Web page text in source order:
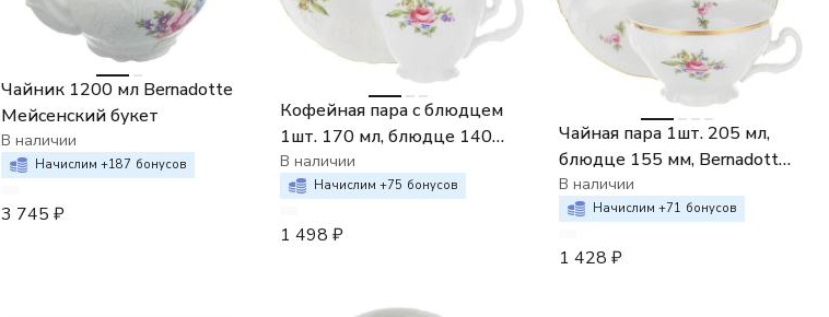
Чайник 1200 мл Bernadotte
Мейсенский букет
В наличии
Начислим +187 бонусов
3 745 ₽
Кофейная пара с блюдцем
1шт. 170 мл, блюдце 140
см, Bernadotte Мейсенский
букет / Полевой цветок
В наличии
Начислим +75 бонусов
1 498 ₽
Чайная пара 1шт. 205 мл,
блюдце 155 мм, Bernadotte
Мейсенский букет /
Полевой цветок
В наличии
Начислим +71 бонусов
1 428 ₽